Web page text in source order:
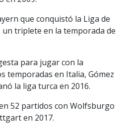
que conquistó la Liga de
triplete en la temporada de
para jugar con la
temporadas en Italia, Gómez
la liga turca en 2016.
52 partidos con Wolfsburgo
en 2017.